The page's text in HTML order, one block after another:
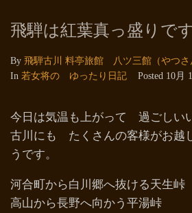
飛騨は紅葉真っ盛りで
By 飛騨古川 料亭旅館 八ツ三館（やつさ
In 若女将の ゆったり日記 Posted 10月
今日は気温も上がって 過ごしい
古川にも たくさんの客様がお越
うです。
河合町から白川郷へ抜ける天生峠
高山から長野へ向かう平湯峠